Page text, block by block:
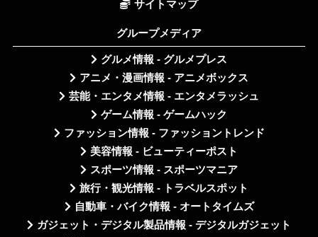
サイトマップ
グループメディア
グルメ情報 - グルメプレス
アニメ・漫画情報 - アニメボックス
芸能・エンタメ情報 - エンタメラッシュ
ゲーム情報 - ゲームハック
ファッション情報 - ファッショントレンド
美容情報 - ビューティーポスト
スポーツ情報 - スポーツマニア
旅行・観光情報 - トラベルスポット
自動車・バイク情報 - オートタイムズ
ガジェット・デジタル製品情報 - デジタルガジェット